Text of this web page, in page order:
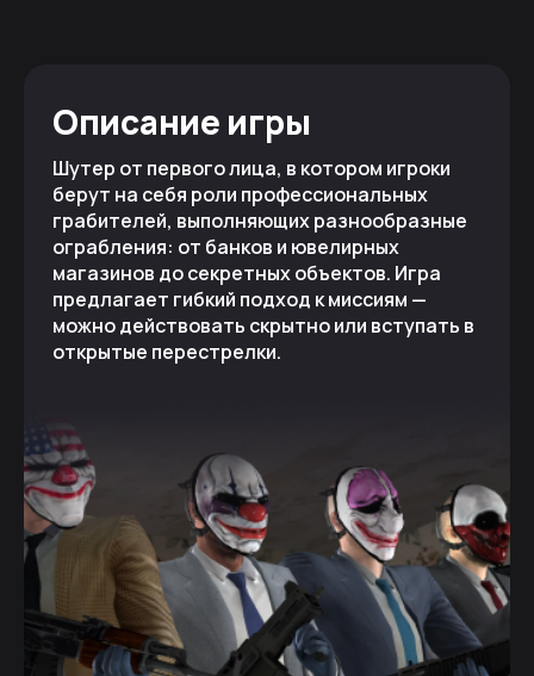
Описание игры
Шутер от первого лица, в котором игроки
берут на себя роли профессиональных
грабителей, выполняющих разнообразные
ограбления: от банков и ювелирных
магазинов до секретных объектов. Игра
предлагает гибкий подход к миссиям —
можно действовать скрытно или вступать в
открытые перестрелки.